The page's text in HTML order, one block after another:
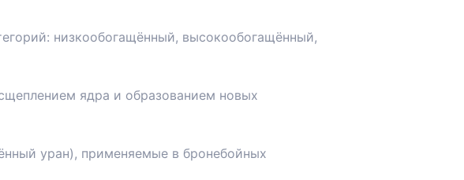
низкообогащённый, высокообогащённый,
ядра и образованием новых
уран), применяемые в бронебойных